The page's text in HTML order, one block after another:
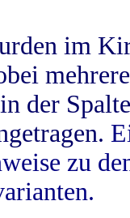
im
der
zu